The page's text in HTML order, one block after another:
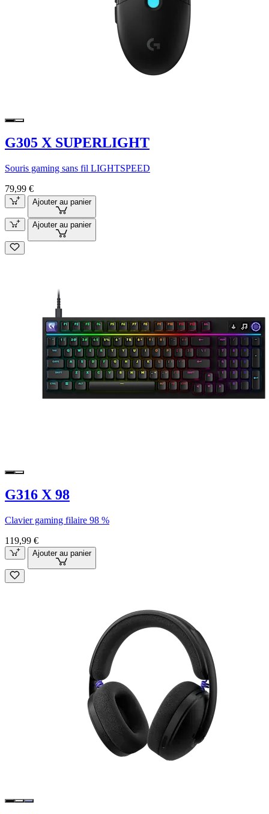
G305 X SUPERLIGHT
Souris gaming sans fil LIGHTSPEED
79,99 €
Ajouter au panier
Ajouter au panier
G316 X 98
Clavier gaming filaire 98 %
119,99 €
Ajouter au panier